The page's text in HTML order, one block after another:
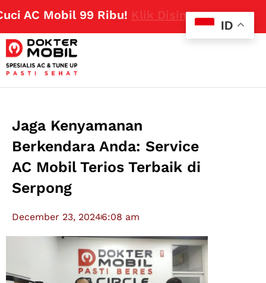
Mobil 99 Ribu!Klik Disini
Jaga Kenyamanan
Berkendara Anda: Service
AC Mobil Terios Terbaik di
Serpong
December 23, 20246:08 am
ID